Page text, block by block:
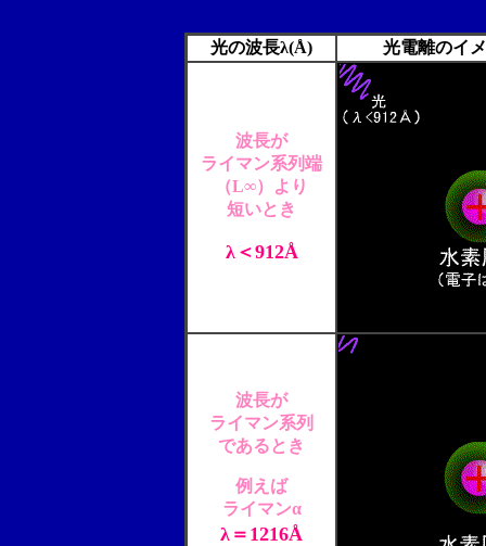
光の波長λ(Å) 光電離のイ
波長が
ライマン系列端
（L∞）より
短いとき
λ＜912Å
波長が
ライマン系列
であるとき
例えば
ライマンα
λ＝1216Å